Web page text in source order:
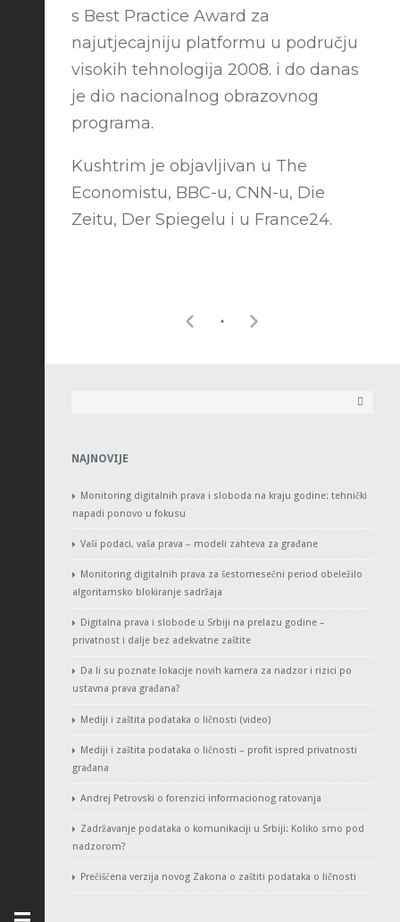
s Best Practice Award za
najutjecajniju platformu u području
visokih tehnologija 2008. i do danas
je dio nacionalnog obrazovnog
programa.
Kushtrim je objavljivan u The
Economistu, BBC-u, CNN-u, Die
Zeitu, Der Spiegelu i u France24.
NAJNOVIJE
Monitoring digitalnih prava i sloboda na kraju godine: tehnički
napadi ponovo u fokusu
Vaši podaci, vaša prava – modeli zahteva za građane
Monitoring digitalnih prava za šestomesečni period obeležilo
algoritamsko blokiranje sadržaja
Digitalna prava i slobode u Srbiji na prelazu godine –
privatnost i dalje bez adekvatne zaštite
Da li su poznate lokacije novih kamera za nadzor i rizici po
ustavna prava građana?
Mediji i zaštita podataka o ličnosti (video)
Mediji i zaštita podataka o ličnosti – profit ispred privatnosti
građana
Andrej Petrovski o forenzici informacionog ratovanja
Zadržavanje podataka o komunikaciji u Srbiji: Koliko smo pod
nadzorom?
Prečišćena verzija novog Zakona o zaštiti podataka o ličnosti